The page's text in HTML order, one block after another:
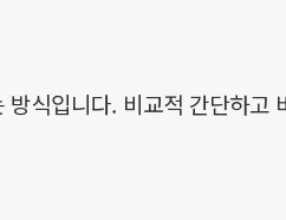
식입니다. 비교적 간단하고